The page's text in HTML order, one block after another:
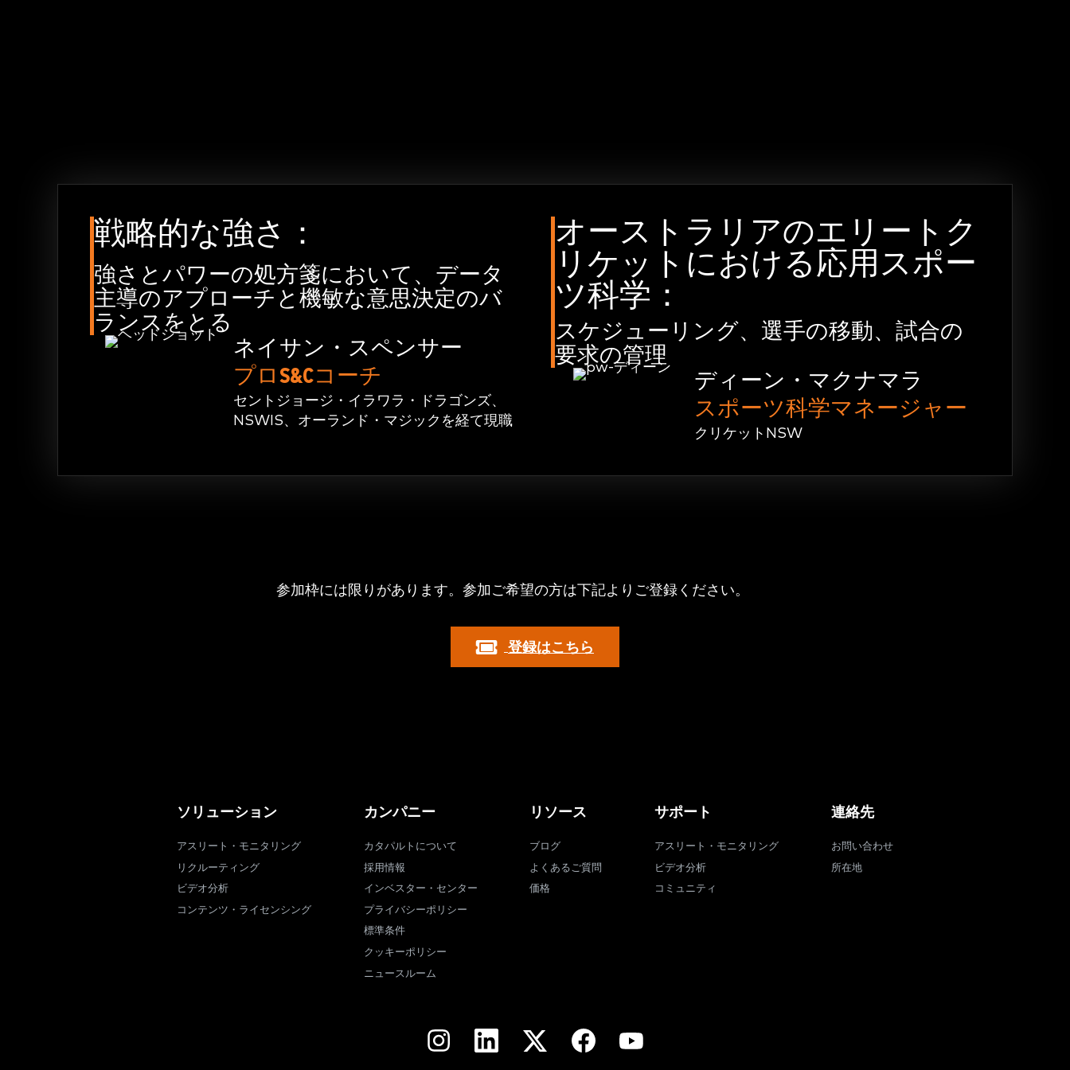
戦略的な強さ：
強さとパワーの処方箋において、データ
主導のアプローチと機敏な意思決定のバ
ランスをとる
ネイサン・スペンサー
プロS&Cコーチ
セントジョージ・イラワラ・ドラゴンズ、
NSWIS、オーランド・マジックを経て現職
オーストラリアのエリートク
リケットにおける応用スポー
ツ科学：
スケジューリング、選手の移動、試合の
要求の管理
ディーン・マクナマラ
スポーツ科学マネージャー
クリケットNSW
参加枠には限りがあります。参加ご希望の方は下記よりご登録ください。
登録はこちら
ソリューション
アスリート・モニタリング
リクルーティング
ビデオ分析
コンテンツ・ライセンシング
カンパニー
カタパルトについて
採用情報
インベスター・センター
プライバシーポリシー
標準条件
クッキーポリシー
ニュースルーム
リソース
ブログ
よくあるご質問
価格
サポート
アスリート・モニタリング
ビデオ分析
コミュニティ
連絡先
お問い合わせ
所在地